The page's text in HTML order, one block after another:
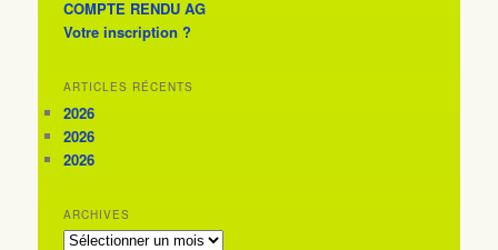
COMPTE RENDU AG
Votre inscription ?
ARTICLES RÉCENTS
2026
2026
2026
ARCHIVES
ARCHIVES